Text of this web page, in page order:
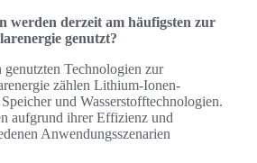
werden derzeit am häufigsten zur
genutzt?
genutzten Technologien zur
zählen Lithium-Ionen-
und Wasserstofftechnologien.
aufgrund ihrer Effizienz und
Anwendungsszenarien